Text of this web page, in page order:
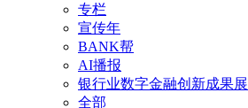
专栏
宣传年
BANK帮
AI播报
银行业数字金融创新成果展
全部